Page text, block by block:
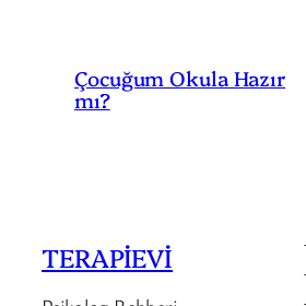
Çocuğum Okula Hazır
mı?
TERAPİEVİ